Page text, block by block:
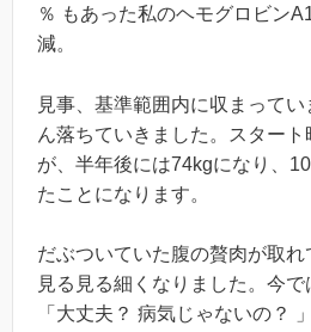
％ もあった私のヘモグロビン
減。
見事、基準範囲内に収まって
ん落ちていきました。スター
が、半年後には74kgになり、
たことになります。
だぶついていた腹の贅肉が取
見る見る細くなりました。今で
「大丈夫？ 病気じゃないの？